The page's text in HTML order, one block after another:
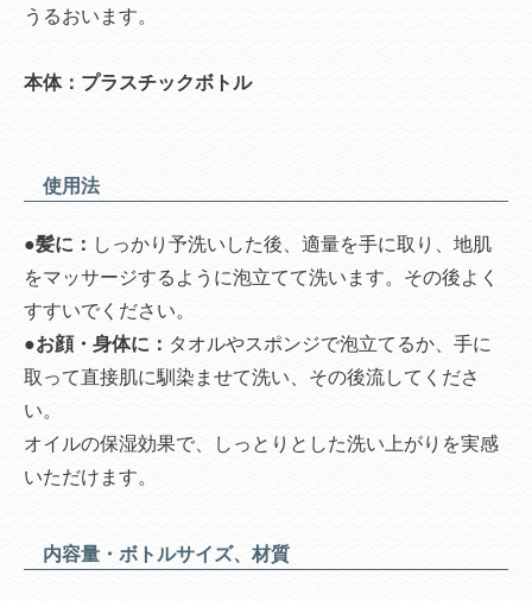
うるおいます。
本体：プラスチックボトル
使用法
●髪に： しっかり予洗いした後、適量を手に取り、地肌
をマッサージするように泡立てて洗います。その後よく
すすいでください。
●お顔・身体に： タオルやスポンジで泡立てるか、手に
取って直接肌に馴染ませて洗い、その後流してくださ
い。
オイルの保湿効果で、しっとりとした洗い上がりを実感
いただけます。
内容量・ボトルサイズ、材質